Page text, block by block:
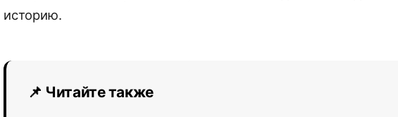
историю.
📌 Читайте также